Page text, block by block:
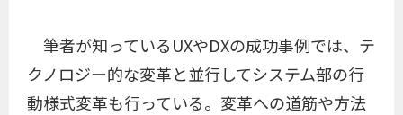
筆者が知っているUXやDXの成功事例では、テ
クノロジー的な変革と並行してシステム部の行
動様式変革も行っている。変革への道筋や方法